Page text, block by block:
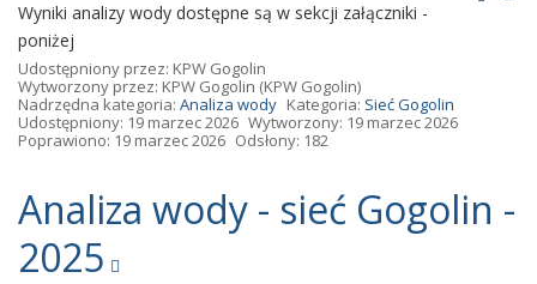
Wyniki analizy wody dostępne są w sekcji załączniki -
poniżej
Udostępniony przez: KPW Gogolin
Wytworzony przez: KPW Gogolin (KPW Gogolin)
Nadrzędna kategoria: Analiza wody Kategoria: Sieć Gogolin
Udostępniony: 19 marzec 2026 Wytworzony: 19 marzec 2026
Poprawiono: 19 marzec 2026 Odsłony: 182
Analiza wody - sieć Gogolin -
2025